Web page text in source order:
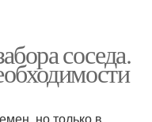
соседа.
но только в